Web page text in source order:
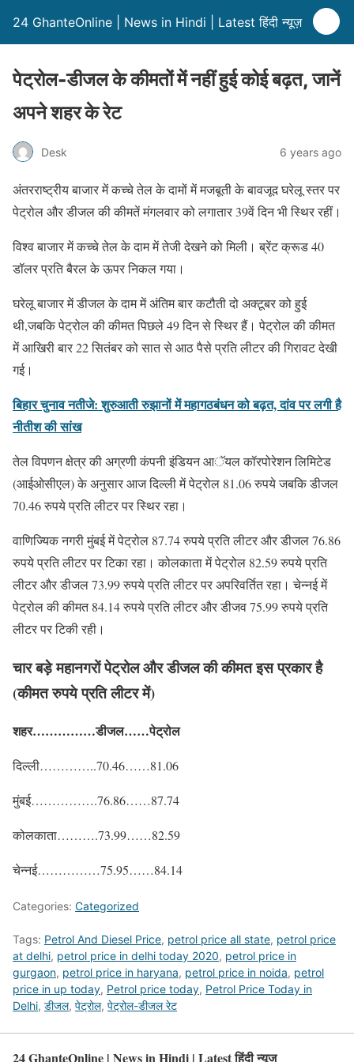
24 GhanteOnline | News in Hindi | Latest हिंदी न्यूज़
पेट्रोल-डीजल के कीमतों में नहीं हुई कोई बढ़त, जानें
अपने शहर के रेट
Desk 6 years ago
अंतरराष्ट्रीय बाजार में कच्चे तेल के दामों में मजबूती के बावजूद घरेलू स्तर पर
पेट्रोल और डीजल की कीमतें मंगलवार को लगातार 39वें दिन भी स्थिर रहीं।
विश्व बाजार में कच्चे तेल के दाम में तेजी देखने को मिली। ब्रेंट क्रूड 40
डॉलर प्रति बैरल के ऊपर निकल गया।
घरेलू बाजार में डीजल के दाम में अंतिम बार कटौती दो अक्टूबर को हुई
थी,जबकि पेट्रोल की कीमत पिछले 49 दिन से स्थिर हैं। पेट्रोल की कीमत
में आखिरी बार 22 सितंबर को सात से आठ पैसे प्रति लीटर की गिरावट देखी
गई।
बिहार चुनाव नतीजे: शुरुआती रुझानों में महागठबंधन को बढ़त, दांव पर लगी है
नीतीश की सांख
तेल विपणन क्षेत्र की अग्रणी कंपनी इंडियन आॅयल कॉरपोरेशन लिमिटेड
(आईओसीएल) के अनुसार आज दिल्ली में पेट्रोल 81.06 रुपये जबकि डीजल
70.46 रुपये प्रति लीटर पर स्थिर रहा।
वाणिज्यिक नगरी मुंबई में पेट्रोल 87.74 रुपये प्रति लीटर और डीजल 76.86
रुपये प्रति लीटर पर टिका रहा। कोलकाता में पेट्रोल 82.59 रुपये प्रति
लीटर और डीजल 73.99 रुपये प्रति लीटर पर अपरिवर्तित रहा। चेन्नई में
पेट्रोल की कीमत 84.14 रुपये प्रति लीटर और डीजव 75.99 रुपये प्रति
लीटर पर टिकी रही।
चार बड़े महानगरों पेट्रोल और डीजल की कीमत इस प्रकार है
(कीमत रुपये प्रति लीटर में)
शहर……………डीजल……पेट्रोल
दिल्ली…………..70.46……81.06
मुंबई…………….76.86……87.74
कोलकाता……….73.99……82.59
चेन्नई……………75.95……84.14
Categories: Categorized
Tags: Petrol And Diesel Price, petrol price all state, petrol price
at delhi, petrol price in delhi today 2020, petrol price in
gurgaon, petrol price in haryana, petrol price in noida, petrol
price in up today, Petrol price today, Petrol Price Today in
Delhi, डीजल, पेट्रोल, पेट्रोल-डीजल रेट
24 GhanteOnline | News in Hindi | Latest हिंदी न्यूज़